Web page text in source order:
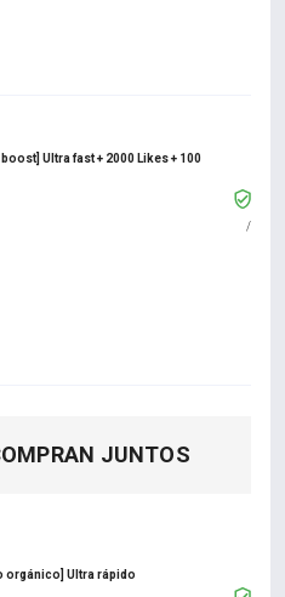
Ultra fast + 2000 Likes + 100
/
JUNTOS
orgánico] Ultra rápido